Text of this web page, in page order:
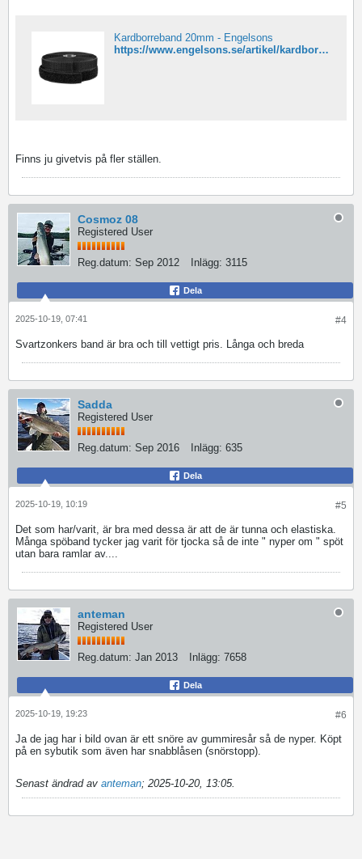
Kardborreband 20mm - Engelsons
https://www.engelsons.se/artikel/kardborreband-20mm
Finns ju givetvis på fler ställen.
Cosmoz 08
Registered User
Reg.datum: Sep 2012 Inlägg: 3115
Dela
#4
2025-10-19, 07:41
Svartzonkers band är bra och till vettigt pris. Långa och breda
Sadda
Registered User
Reg.datum: Sep 2016 Inlägg: 635
Dela
#5
2025-10-19, 10:19
Det som har/varit, är bra med dessa är att de är tunna och elastiska.
Många spöband tycker jag varit för tjocka så de inte " nyper om " spöt
utan bara ramlar av....
anteman
Registered User
Reg.datum: Jan 2013 Inlägg: 7658
Dela
#6
2025-10-19, 19:23
Ja de jag har i bild ovan är ett snöre av gummiresår så de nyper. Köpt
på en sybutik som även har snabblåsen (snörstopp).
Senast ändrad av anteman; 2025-10-20, 13:05.